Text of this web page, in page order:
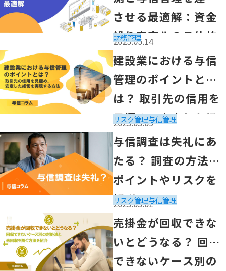
2025.05.14
させる最適解：資金
繰り安定化の具体的
なステップ
財務管理
「建設業における与信管理のポイントとは？ 取引先の信
2025.05.09
建設業における与信
管理のポイントと
は？ 取引先の信用を
見極め、安定した経
営を実現する方法
リスク管理与信管理
「与信調査は失礼にあたる？ 調査の方法とポイントやリ
2025.05.01
与信調査は失礼にあ
たる？ 調査の方法と
ポイントやリスクを
解説
リスク管理与信管理
「売掛金が回収できないとどうなる？ 回収できないケー
売掛金が回収できな
いとどうなる？ 回収
できないケース別の